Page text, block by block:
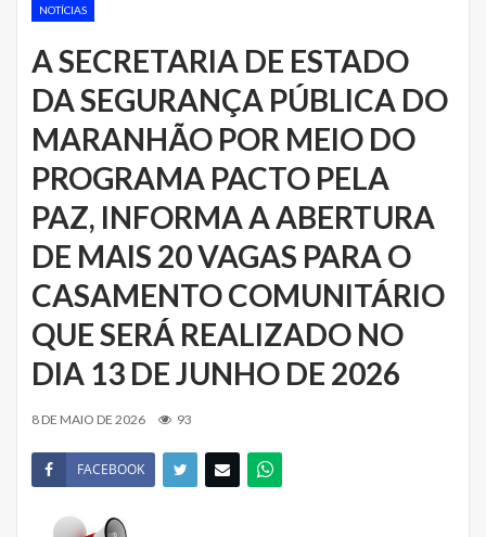
NOTÍCIAS
A SECRETARIA DE ESTADO
DA SEGURANÇA PÚBLICA DO
MARANHÃO POR MEIO DO
PROGRAMA PACTO PELA
PAZ, INFORMA A ABERTURA
DE MAIS 20 VAGAS PARA O
CASAMENTO COMUNITÁRIO
QUE SERÁ REALIZADO NO
DIA 13 DE JUNHO DE 2026
8 DE MAIO DE 2026 93
FACEBOOK